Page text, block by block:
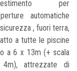
per
automatiche
, fuori terra,
a tutte le piscine
a 6 x 13m (+ scala
attrezzate di